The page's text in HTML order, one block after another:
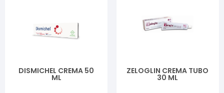
DISMICHEL CREMA 50
ML
ZELOGLIN CREMA TUBO
30 ML